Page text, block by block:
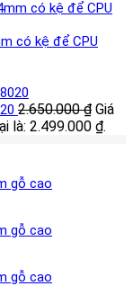
có kệ để CPU
2.650.000₫ Giá
là: 2.499.000 ₫.